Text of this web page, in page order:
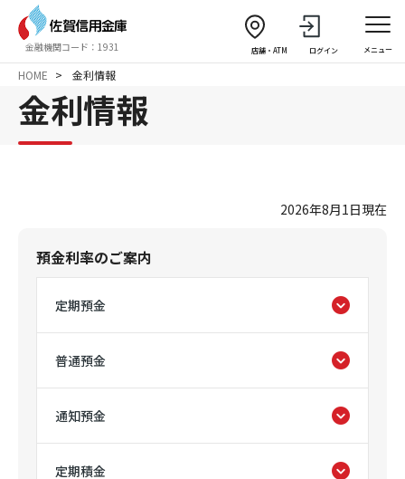
金融機関コード：1931 店舗・ATM ログイン メニュー
HOME 金利情報
金利情報
2026年8月1日現在
預金利率のご案内
定期預金
普通預金
通知預金
定期積金